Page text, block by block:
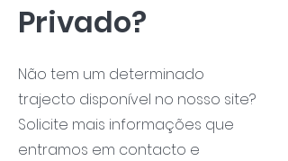
Privado?
Não tem um determinado
trajecto disponível no nosso site?
Solicite mais informações que
entramos em contacto e